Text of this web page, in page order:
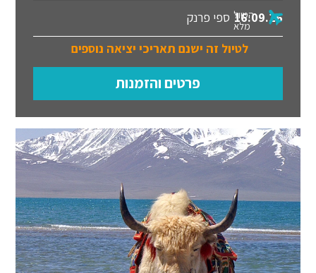
16.09.26 ספי פרנק הטיול
מלא
לטיול זה ישנם תאריכי יציאה נוספים
פרטים והזמנות